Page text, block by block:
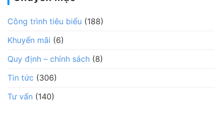
Công trình tiêu biểu (188)
Khuyến mãi (6)
Quy định – chính sách (8)
Tin tức (306)
Tư vấn (140)